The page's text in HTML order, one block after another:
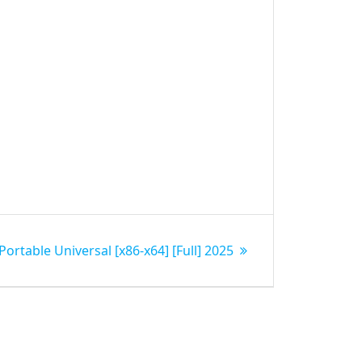
Universal [x86-x64] [Full] 2025